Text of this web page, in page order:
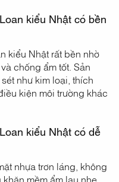
kiểu Nhật có bền
kiểu Nhật rất bền nhờ
chống ẩm tốt. Sản
như kim loại, thích
kiện môi trường khác
kiểu Nhật có dễ
nhựa trơn láng, không
mềm ẩm lau nhẹ